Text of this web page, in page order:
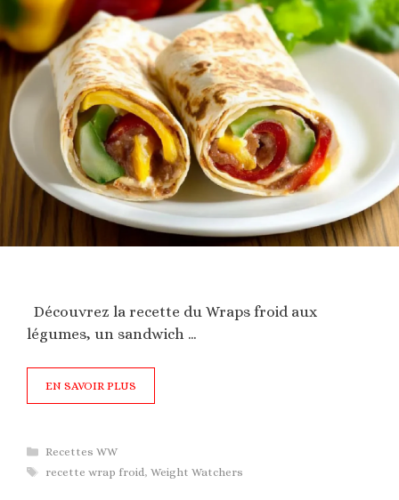
Découvrez la recette du Wraps froid aux
légumes, un sandwich …
EN SAVOIR PLUS
Catégories
Recettes WW
Étiquettes
recette wrap froid, Weight Watchers